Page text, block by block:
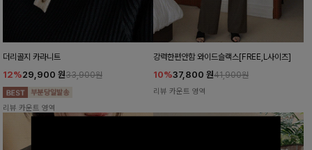
더리골지 카라니트
12%29,900 원33,900원
리뷰 카운트 영역
강력한편안함 와이드슬랙스[FREE,L사이즈]
10%37,800 원41,900원
리뷰 카운트 영역